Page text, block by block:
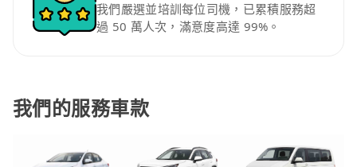
我們嚴選並培訓每位司機，已累積服務超
過 50 萬人次，滿意度高達 99%。
我們的服務車款